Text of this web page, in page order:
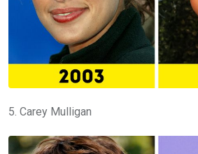
5. Carey Mulligan